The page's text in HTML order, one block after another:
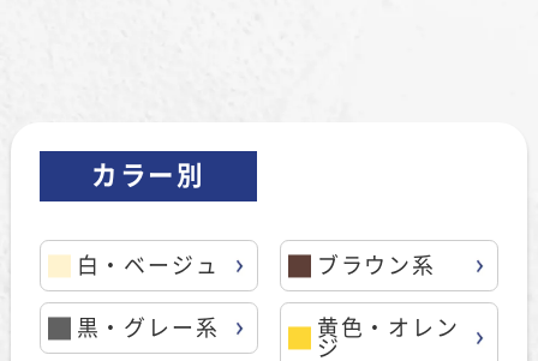
カラー別
白・ベージュ ブラウン系
黒・グレー系
黄色・オレン
ジ